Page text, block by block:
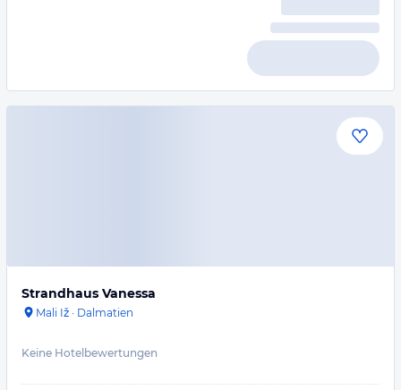
Strandhaus Vanessa
Mali Iž · Dalmatien
Keine Hotelbewertungen